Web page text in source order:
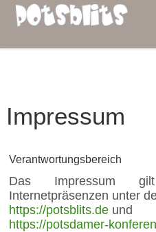
Impressum
Verantwortungsbereich
Das Impressum
Internetpräsenzen unter
https://potsblits.de und
https://potsdamer-